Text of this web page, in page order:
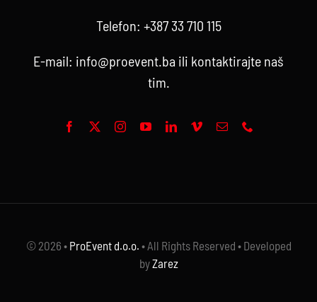
Telefon: +387 33 710 115
E-mail: info@proevent.ba ili kontaktirajte naš
tim.
© 2026 • ProEvent d.o.o. • All Rights Reserved • Developed
byZarez